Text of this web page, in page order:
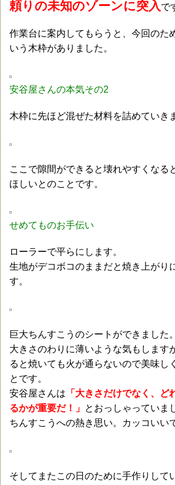
頼りの未知のゾーンに突入 で
作業台に案内してもらうと、今回のた
いう木枠がありました。
安谷屋さんの本気その2
木枠に先ほど混ぜた材料を詰めていき
ここで隙間ができると壊れやすくなる
ほしいとのことです。
せめてものお手伝い
ローラーで平らにします。
生地がデコボコのままだと焼き上がり
す。
巨大ちんすこうのシートができました。
大きさのわりに薄いような気もします
ると焼いても火が通らないので美味し
とです。
安谷屋さんは 「大きさだけでなく、ど
るかが重要だ！」 とおっしゃっていま
ちんすこうへの熱き思い。カッコいい
そしてまたこの日のために手作りして